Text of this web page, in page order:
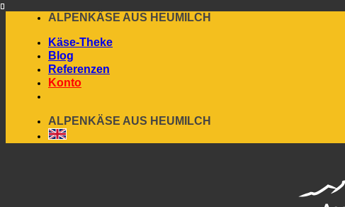
content
ALPENKÄSE AUS HEUMILCH
Käse-Theke
Blog
Referenzen
Konto
ALPENKÄSE AUS HEUMILCH